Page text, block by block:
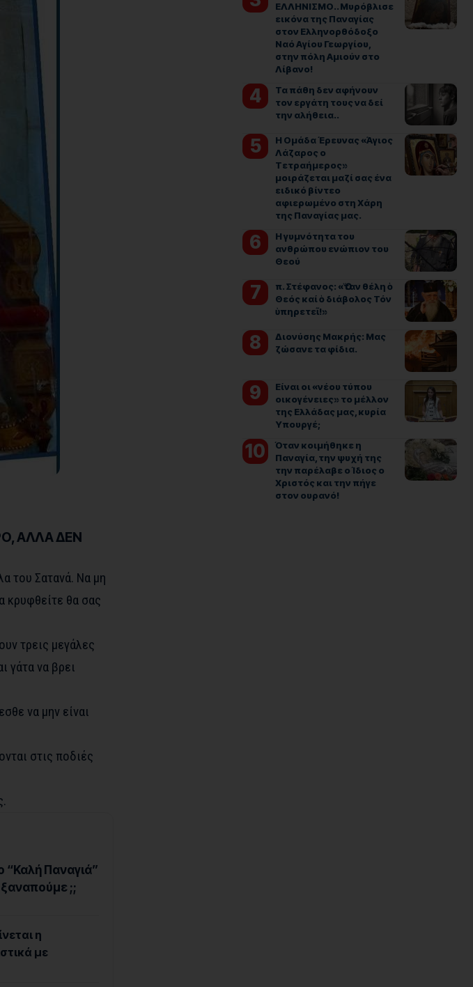
ΑΛΛΑ ΔΕΝ
του Σατανά. Να μη
κρυφθείτε θα σας
τρεις μεγάλες
γάτα να βρει
να μην είναι
στις ποδιές
“Καλή Παναγιά”
;;
η
με
ΕΛΛΗΝΙΣΜΟ.. Μυρόβλισε
εικόνα της Παναγίας
στον Ελληνορθόδοξο
Ναό Αγίου Γεωργίου,
στην πόλη Αμιούν στο
Λίβανο!
Τα πάθη δεν αφήνουν
τον εργάτη τους να δεί
την αλήθεια..
Η Ομάδα Έρευνας «Άγιος
Λάζαρος ο
Τετραήμερος»
μοιράζεται μαζί σας ένα
ειδικό βίντεο
αφιερωμένο στη Χάρη
της Παναγίας μας.
Η γυμνότητα του
ανθρώπου ενώπιον του
Θεού
π. Στέφανος: «Ὅταν θέλη ὁ
Θεός καί ὁ διάβολος Τόν
ὑπηρετεῖ!»
Διονύσης Μακρής: Μας
ζώσανε τα φίδια.
Είναι οι «νέου τύπου
οικογένειες» το μέλλον
της Ελλάδας μας, κυρία
Υπουργέ;
Όταν κοιμήθηκε η
Παναγία, την ψυχή της
την παρέλαβε ο Ίδιος ο
Χριστός και την πήγε
στον ουρανό!